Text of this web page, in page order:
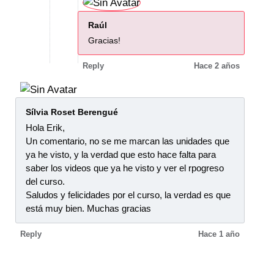
Raúl
Gracias!
Reply Hace 2 años
Sílvia Roset Berengué
Hola Erik,
Un comentario, no se me marcan las unidades que
ya he visto, y la verdad que esto hace falta para
saber los videos que ya he visto y ver el rpogreso
del curso.
Saludos y felicidades por el curso, la verdad es que
está muy bien. Muchas gracias
Reply Hace 1 año